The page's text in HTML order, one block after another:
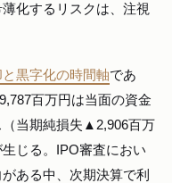
化するリスクは、注視
黒字化の時間軸であ
百万円は当面の資金
当期純損失▲2,906百万
じる。IPO審査におい
ある中、次期決算で利